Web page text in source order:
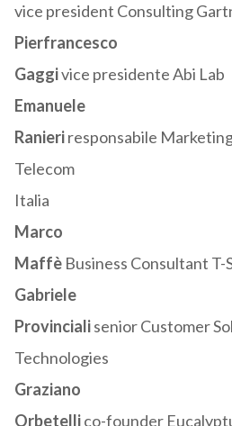
vice president Consulting
Pierfrancesco
Gaggivice presidente Abi Lab
Emanuele
Ranieriresponsabile
Telecom
Italia
Marco
MaffèBusiness Consultant T-
Gabriele
Provincialisenior Customer
Technologies
Graziano
Orbetellico-founder